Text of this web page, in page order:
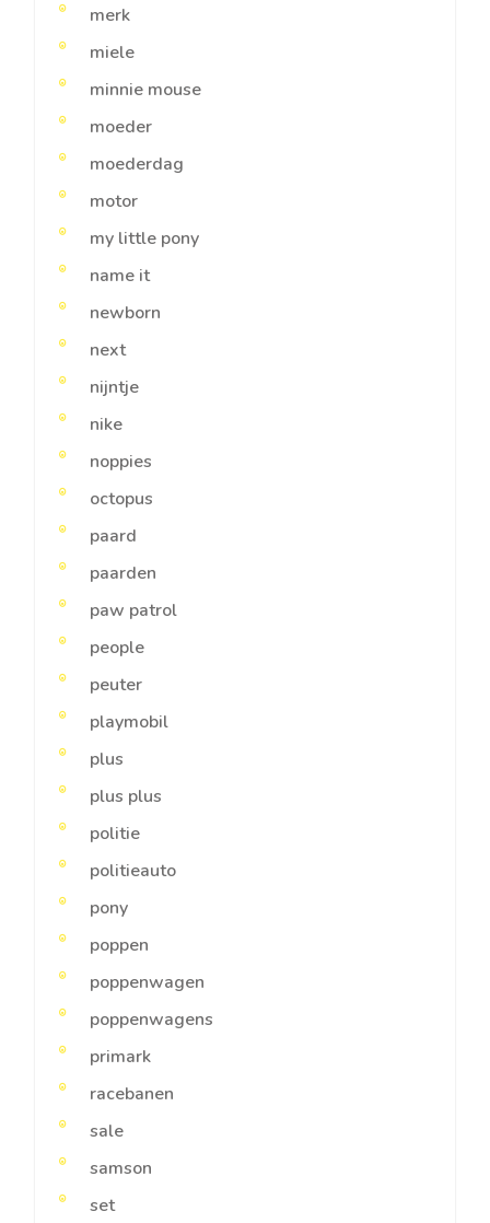
merk
miele
minnie mouse
moeder
moederdag
motor
my little pony
name it
newborn
next
nijntje
nike
noppies
octopus
paard
paarden
paw patrol
people
peuter
playmobil
plus
plus plus
politie
politieauto
pony
poppen
poppenwagen
poppenwagens
primark
racebanen
sale
samson
set